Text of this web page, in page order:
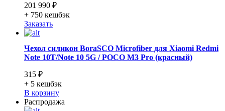
201 990 ₽
+ 750 кешбэк
Заказать
Чехол силикон BoraSCO Microfiber для Xiaomi Redmi
Note 10T/Note 10 5G / POCO M3 Pro (красный)
315 ₽
+ 5 кешбэк
В корзину
Распродажа